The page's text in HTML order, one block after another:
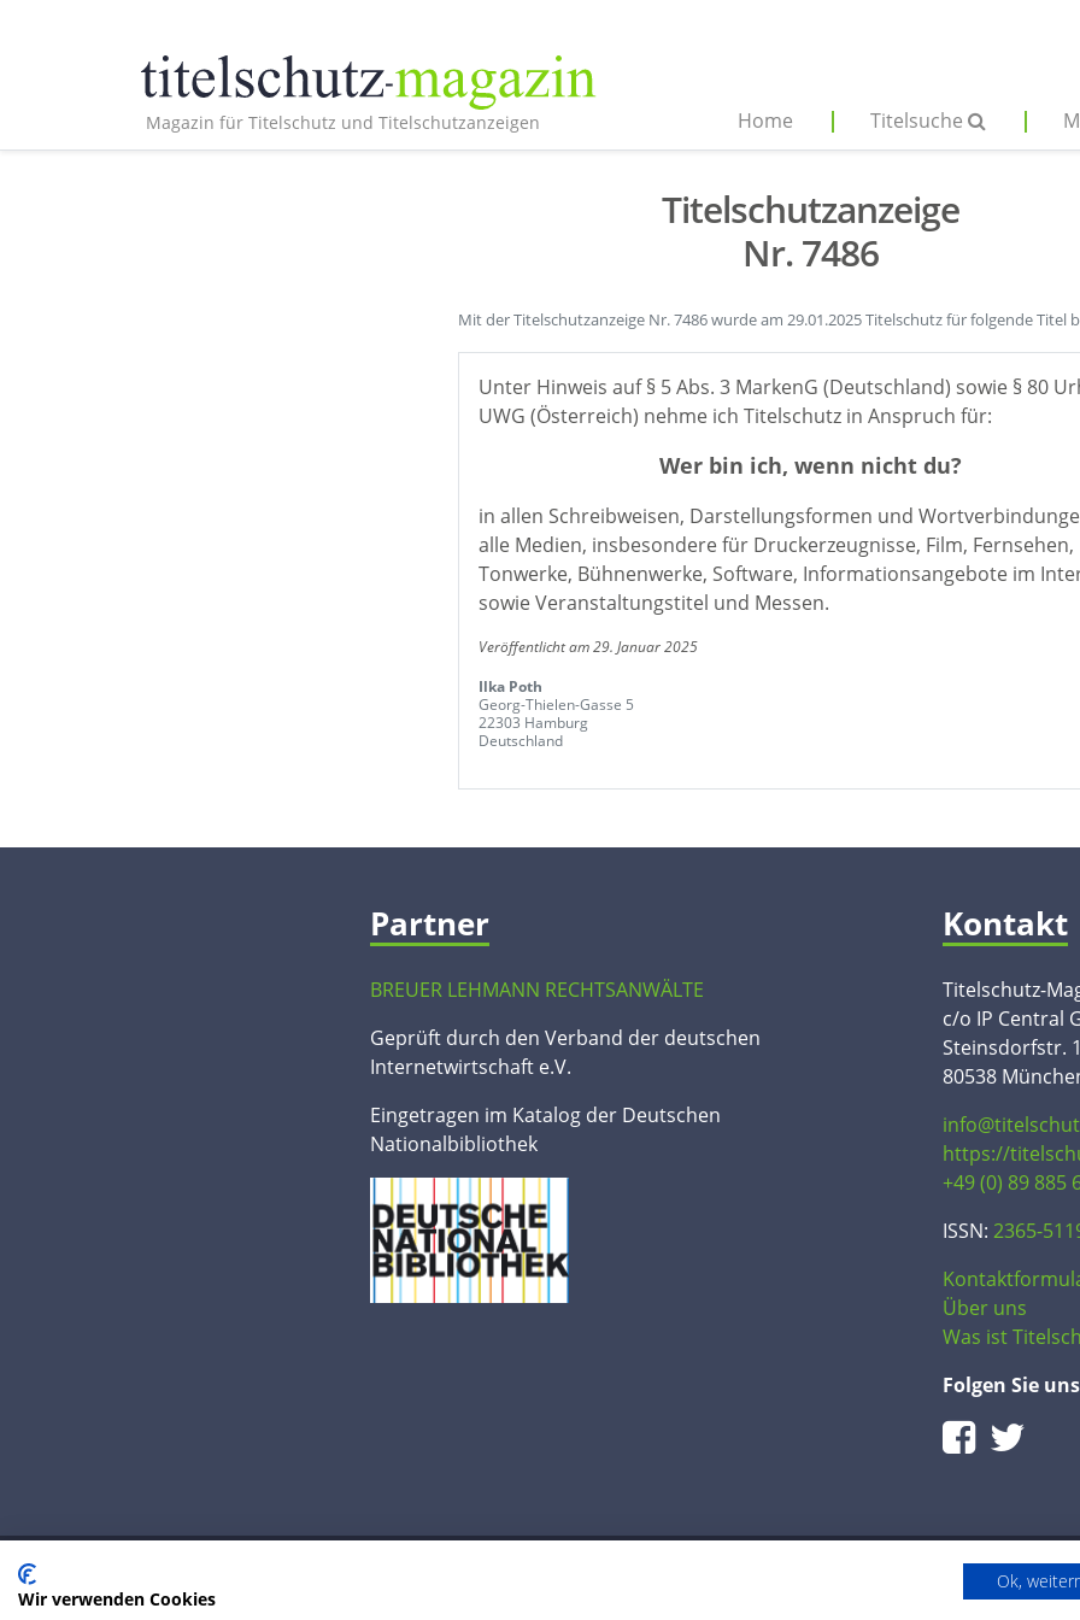
Magazin für Titelschutz und Titelschutzanzeigen Home Titelsuche
Titelschutzanzeige
Nr. 7486
Mit der Titelschutzanzeige Nr. 7486 wurde am 29.01.2025 Titelschutz für folgende Titel
Unter Hinweis auf § 5 Abs. 3 MarkenG (Deutschland) sowie § 80
UWG (Österreich) nehme ich Titelschutz in Anspruch für:
Wer bin ich, wenn nicht du?
in allen Schreibweisen, Darstellungsformen und
alle Medien, insbesondere für Druckerzeugnisse, Film, Fernsehen,
Tonwerke, Bühnenwerke, Software, Informationsangebote im
sowie Veranstaltungstitel und Messen.
Veröffentlicht am 29. Januar 2025
Ilka Poth
Georg-Thielen-Gasse 5
22303 Hamburg
Deutschland
Partner
BREUER LEHMANN RECHTSANWÄLTE
Geprüft durch den Verband der deutschen
Internetwirtschaft e.V.
Eingetragen im Katalog der Deutschen
Nationalbibliothek
Kontakt
Titelschutz-
c/o IP Central
Steinsdorfstr.
80538
https://
+49 (0) 89 885
ISSN: 2365-
Über uns
Was ist
Folgen Sie uns
© 2020 IP Central GmbH
Wir verwenden Cookies
Ok,